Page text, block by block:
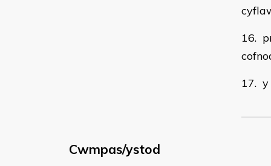
16.
17. y
Cwmpas/ystod